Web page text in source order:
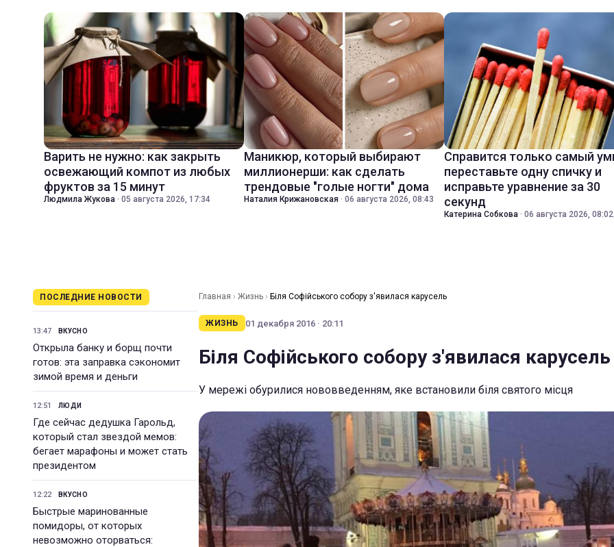
Варить не нужно: как закрыть
освежающий компот из любых
фруктов за 15 минут
Людмила Жукова · 05 августа 2026, 17:34
Маникюр, который выбирают
миллионерши: как сделать
трендовые "голые ногти" дома
Наталия Крижановская · 06 августа 2026, 08:43
Справится только самый
переставьте одну спичку и
исправьте уравнение за 30
секунд
Катерина Собкова · 06 августа 2026, 08:02
ПОСЛЕДНИЕ НОВОСТИ
13:47 ВКУСНО
Открыла банку и борщ почти
готов: эта заправка сэкономит
зимой время и деньги
12:51 ЛЮДИ
Где сейчас дедушка Гарольд,
который стал звездой мемов:
бегает марафоны и может стать
президентом
12:22 ВКУСНО
Быстрые маринованные
помидоры, от которых
невозможно оторваться:
Главная › Жизнь › Біля Софійського собору з'явилася карусель
ЖИЗНЬ 01 декабря 2016 · 20:11
Біля Софійського собору з'явилася карусель
У мережі обурилися нововведенням, яке встановили біля святого місця